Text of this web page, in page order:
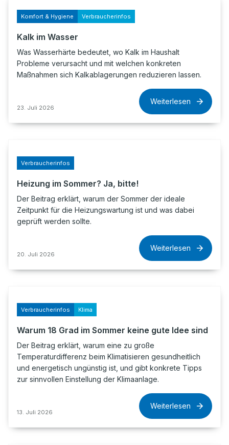
Komfort & Hygiene Verbraucherinfos
Kalk im Wasser
Was Wasserhärte bedeutet, wo Kalk im Haushalt
Probleme verursacht und mit welchen konkreten
Maßnahmen sich Kalkablagerungen reduzieren lassen.
23. Juli 2026
Weiterlesen
Verbraucherinfos
Heizung im Sommer? Ja, bitte!
Der Beitrag erklärt, warum der Sommer der ideale
Zeitpunkt für die Heizungswartung ist und was dabei
geprüft werden sollte.
20. Juli 2026
Weiterlesen
Verbraucherinfos Klima
Warum 18 Grad im Sommer keine gute Idee sind
Der Beitrag erklärt, warum eine zu große
Temperaturdifferenz beim Klimatisieren gesundheitlich
und energetisch ungünstig ist, und gibt konkrete Tipps
zur sinnvollen Einstellung der Klimaanlage.
13. Juli 2026
Weiterlesen